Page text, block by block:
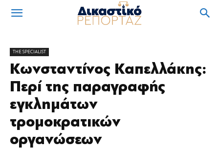
THE SPECIALIST
Κωνσταντίνος Καπελλάκης:
Περί της παραγραφής
εγκλημάτων
τρομοκρατικών
οργανώσεων